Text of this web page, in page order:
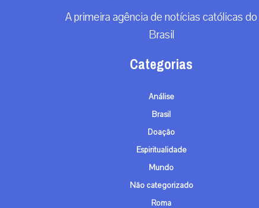
A primeira agência de notícias católicas do
Brasil
Categorias
Análise
Brasil
Doação
Espiritualidade
Mundo
Não categorizado
Roma